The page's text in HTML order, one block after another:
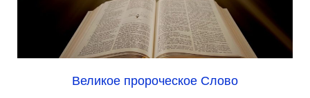
Великое пророческое Слово